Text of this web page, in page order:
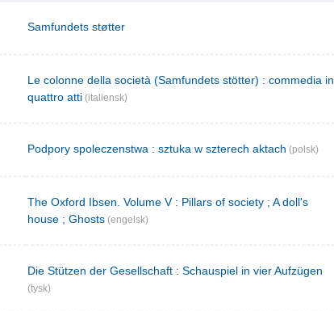
Samfundets støtter
Le colonne della società (Samfundets stötter) : commedia in
quattro atti (italiensk)
Podpory spoleczenstwa : sztuka w szterech aktach (polsk)
The Oxford Ibsen. Volume V : Pillars of society ; A doll's
house ; Ghosts (engelsk)
Die Stützen der Gesellschaft : Schauspiel in vier Aufzügen
(tysk)